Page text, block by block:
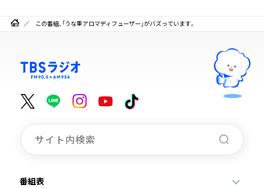
この番組、「うな重アロマディフューザー」がバズっています。
番組表